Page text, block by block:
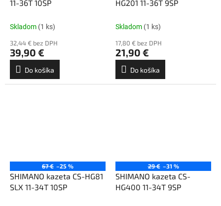
11-36T 10SP
Skladom (1 ks)
32,44 € bez DPH
39,90 €
Do košíka
HG201 11-36T 9SP
Skladom (1 ks)
17,80 € bez DPH
21,90 €
Do košíka
67 € –25 %
SHIMANO kazeta CS-HG81
SLX 11-34T 10SP
29 € –31 %
SHIMANO kazeta CS-
HG400 11-34T 9SP